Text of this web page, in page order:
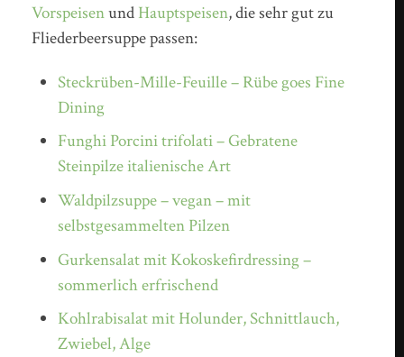
Vorspeisenund Hauptspeisen, die sehr gut zu
Fliederbeersuppe passen:
Steckrüben-Mille-Feuille – Rübe goes Fine
Dining
Funghi Porcini trifolati – Gebratene
Steinpilze italienische Art
Waldpilzsuppe – vegan – mit
selbstgesammelten Pilzen
Gurkensalat mit Kokoskefirdressing –
sommerlich erfrischend
Kohlrabisalat mit Holunder, Schnittlauch,
Zwiebel, Alge